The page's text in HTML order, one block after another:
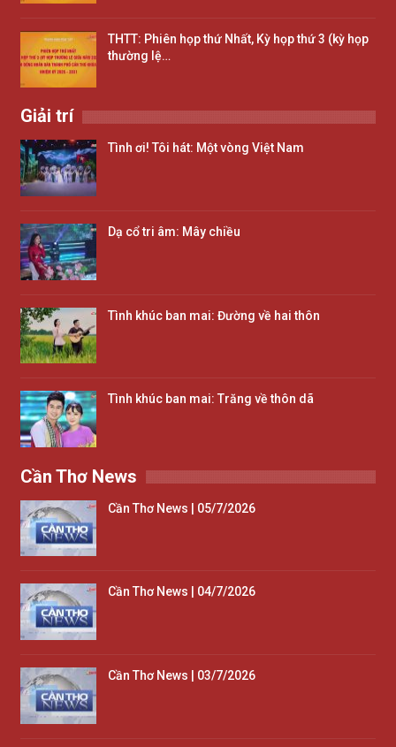
THTT: Phiên họp thứ Nhất, Kỳ họp thứ 3 (kỳ họp
thường lệ…
Giải trí
Tình ơi! Tôi hát: Một vòng Việt Nam
Dạ cổ tri âm: Mây chiều
Tình khúc ban mai: Đường về hai thôn
Tình khúc ban mai: Trăng về thôn dã
Cần Thơ News
Cần Thơ News | 05/7/2026
Cần Thơ News | 04/7/2026
Cần Thơ News | 03/7/2026